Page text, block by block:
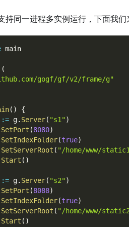
持同一进程多实例运行，下面我们
main
(
gogf/gf/v2/frame/g"
( )
{
:= g. Server( "s1")
SetPort (8080)
SetIndexFolder(true)
SetServerRoot ( "/home/www/
Start ( )
:= g. Server( "s2")
SetPort (8088)
SetIndexFolder(true)
SetServerRoot ( "/home/www/
Start ( )